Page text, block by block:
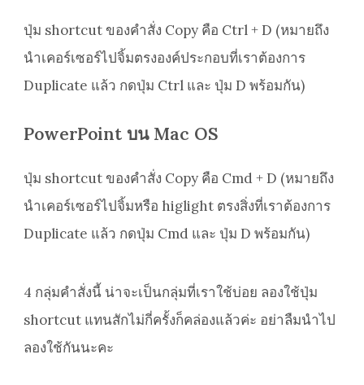
ปุ่ม shortcut ของคำสั่ง Copy คือ Ctrl + D (หมายถึง
นำเคอร์เซอร์ไปจิ้มตรงองค์ประกอบที่เราต้องการ
Duplicate แล้ว กดปุ่ม Ctrl และ ปุ่ม D พร้อมกัน)
PowerPoint บน Mac OS
ปุ่ม shortcut ของคำสั่ง Copy คือ Cmd + D (หมายถึง
นำเคอร์เซอร์ไปจิ้มหรือ higlight ตรงสิ่งที่เราต้องการ
Duplicate แล้ว กดปุ่ม Cmd และ ปุ่ม D พร้อมกัน)
4 กลุ่มคำสั่งนี้ น่าจะเป็นกลุ่มที่เราใช้บ่อย ลองใช้ปุ่ม
shortcut แทนสักไม่กี่ครั้งก็คล่องแล้วค่ะ อย่าลืมนำไป
ลองใช้กันนะคะ